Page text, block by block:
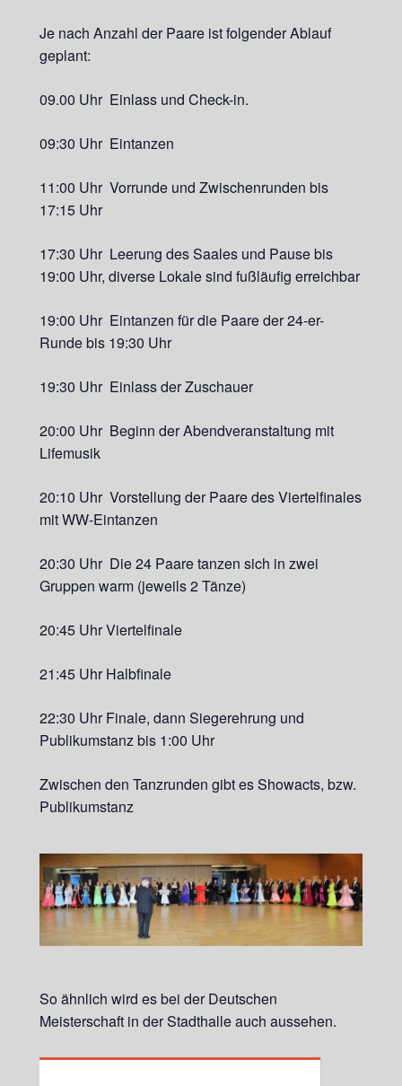
Je nach Anzahl der Paare ist folgender Ablauf
geplant:
09.00 Uhr Einlass und Check-in.
09:30 Uhr Eintanzen
11:00 Uhr Vorrunde und Zwischenrunden bis
17:15 Uhr
17:30 Uhr Leerung des Saales und Pause bis
19:00 Uhr, diverse Lokale sind fußläufig erreichbar
19:00 Uhr Eintanzen für die Paare der 24-er-
Runde bis 19:30 Uhr
19:30 Uhr Einlass der Zuschauer
20:00 Uhr Beginn der Abendveranstaltung mit
Lifemusik
20:10 Uhr Vorstellung der Paare des Viertelfinales
mit WW-Eintanzen
20:30 Uhr Die 24 Paare tanzen sich in zwei
Gruppen warm (jeweils 2 Tänze)
20:45 Uhr Viertelfinale
21:45 Uhr Halbfinale
22:30 Uhr Finale, dann Siegerehrung und
Publikumstanz bis 1:00 Uhr
Zwischen den Tanzrunden gibt es Showacts, bzw.
Publikumstanz
So ähnlich wird es bei der Deutschen
Meisterschaft in der Stadthalle auch aussehen.